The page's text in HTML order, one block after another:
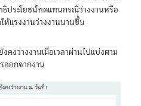
ธิประโยชน์ทดแทนกรณีว่างงานหรือ
แรงงานว่างงานนานขึ้น
คงว่างงานเมื่อเวลาผ่านไปแบ่งตาม
ออกจากงาน